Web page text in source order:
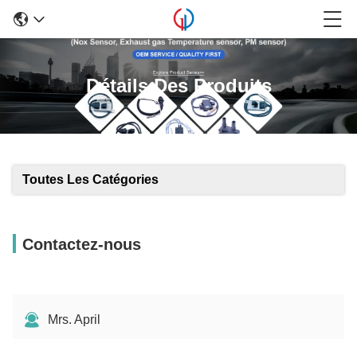
Détails Des Produits
Toutes Les Catégories
Contactez-nous
Mrs. April